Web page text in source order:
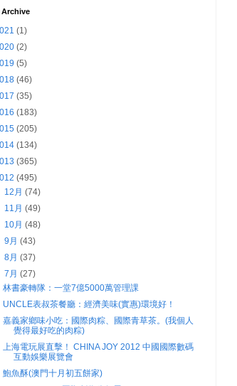
Archive
(1)
(2)
(5)
(46)
(35)
(183)
(205)
(134)
(365)
(495)
12月(74)
11月(49)
10月(48)
9月(43)
8月(37)
7月(27)
林書豪轉隊：一堂7億5000萬管理課
UNCLE表叔茶餐廳：經濟美味(實惠)環境好！
嘉義家鄉味小吃：國際肉粽、國際青草茶。(我個人
覺得最好吃的肉粽)
上海電玩展直擊！ CHINA JOY 2012 中國國際數碼
互動娛樂展覽會
鮑魚酥(澳門十月初五餅家)